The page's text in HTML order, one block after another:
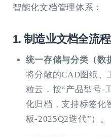
智能化文档管理体系：
1. 制造业文档全流
统一存储与分类（数
将分散的CAD图纸、
粒云，按“产品型号-
化归档，支持标签化
板-2025Q2迭代”）。